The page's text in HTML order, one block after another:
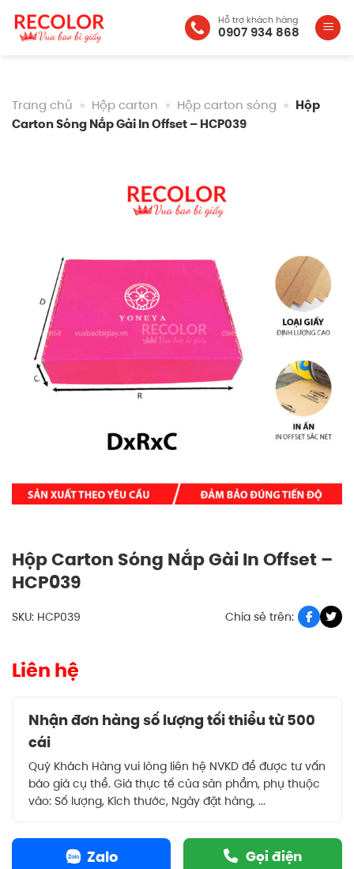
Bỏ
qua
Hỗ trợ khách hàng
0907 934 868
Trang chủ » Hộp carton » Hộp carton sóng » Hộp
Carton Sóng Nắp Gài In Offset – HCP039
Hộp Carton Sóng Nắp Gài In Offset –
HCP039
SKU: HCP039 Chia sẻ trên:
Liên hệ
Nhận đơn hàng số lượng tối thiểu từ 500
cái
Quý Khách Hàng vui lòng liên hệ NVKD để được tư vấn
báo giá cụ thể. Giá thực tế của sản phẩm, phụ thuộc
vào: Số lượng, Kích thước, Ngày đặt hàng, ...
Zalo Gọi điện